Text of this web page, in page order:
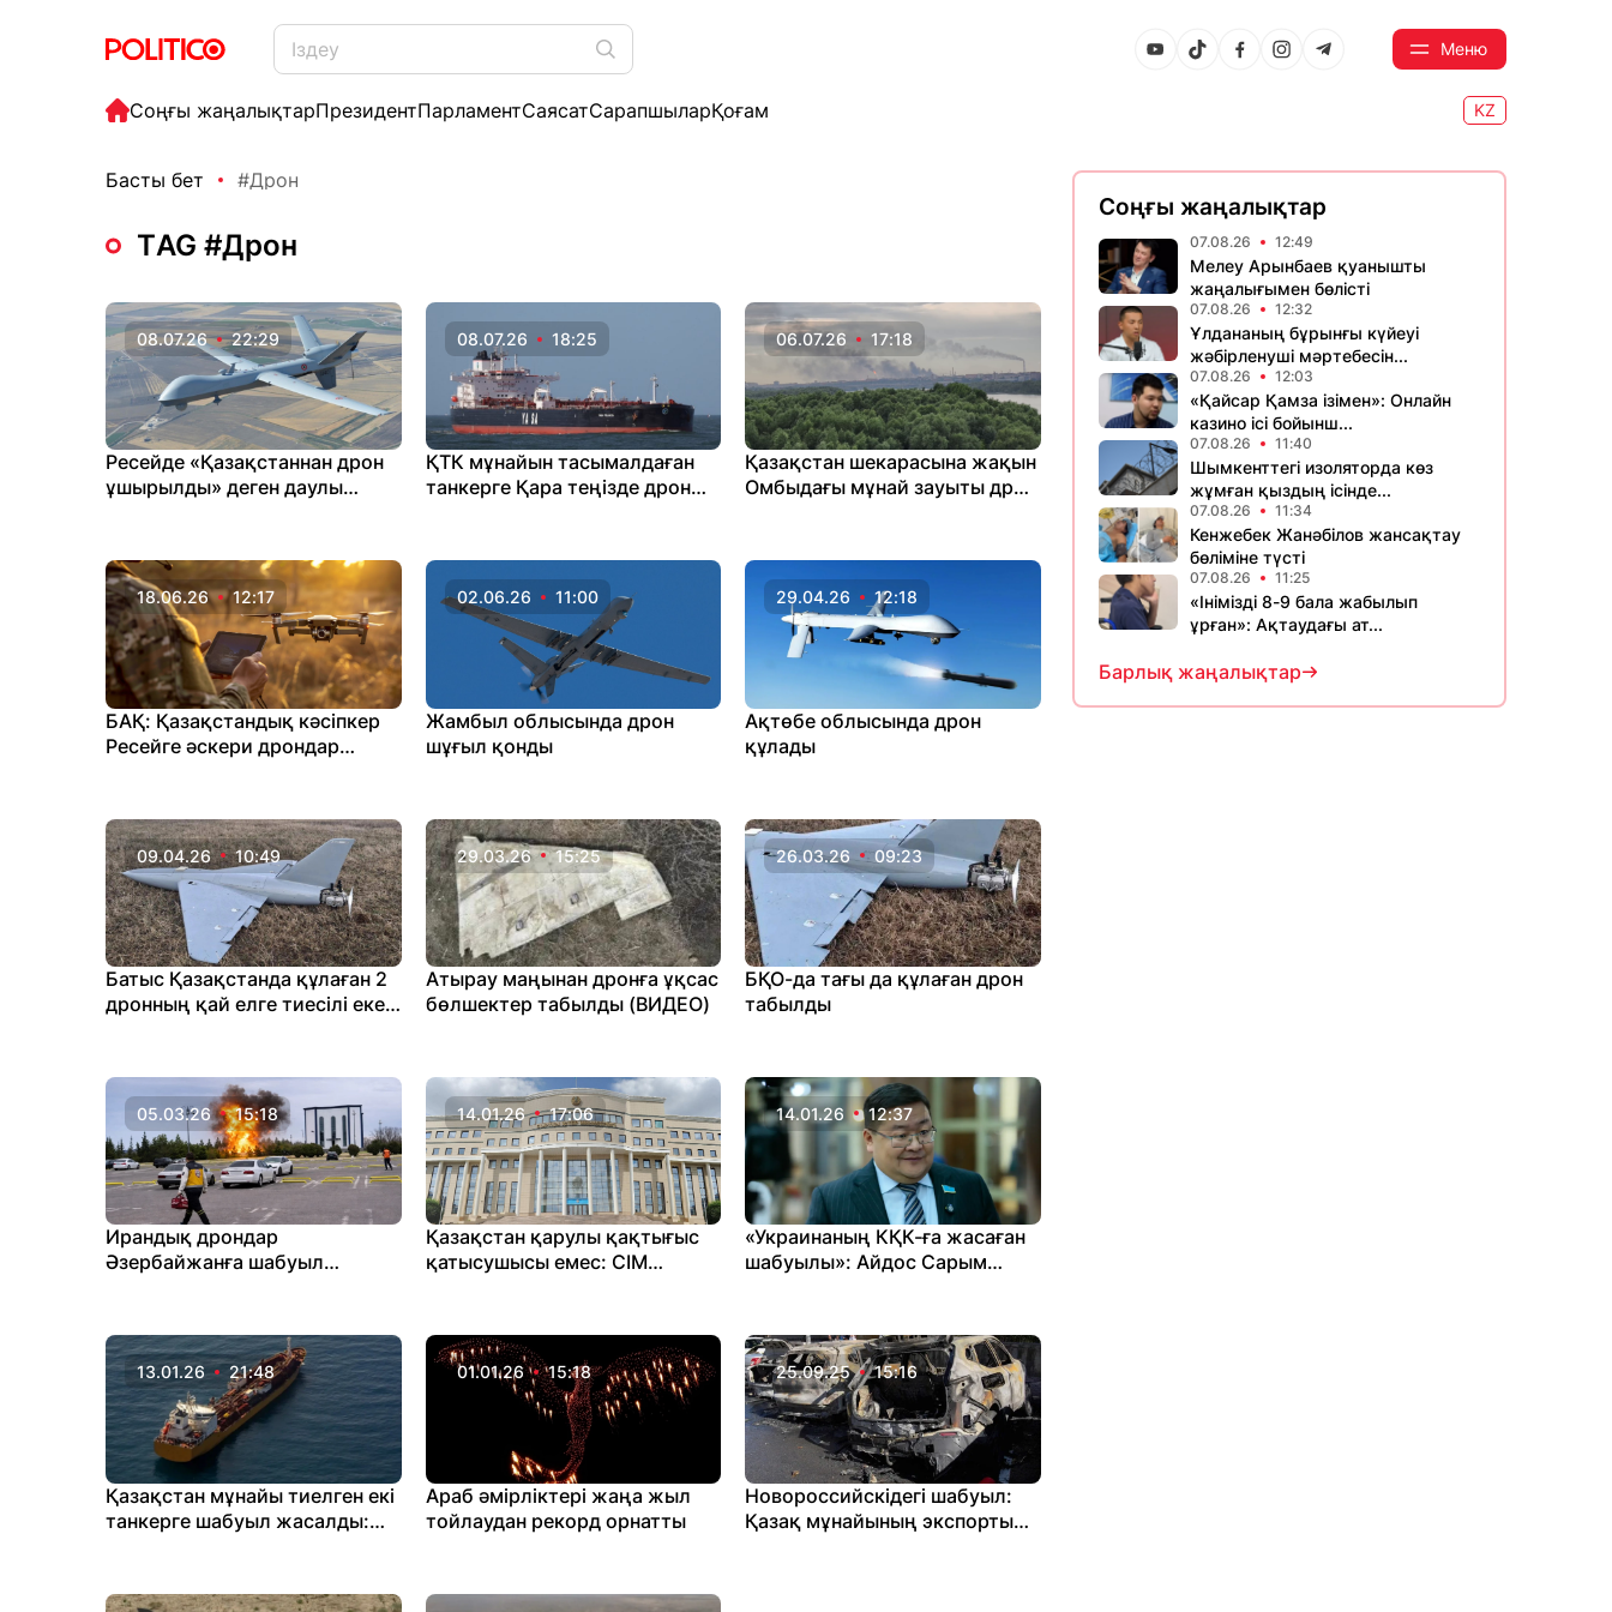
Меню
Соңғы жаңалықтарПрезидентПарламентСаясатСарапшыларҚоғам KZ
Басты бет #Дрон
ТAG #Дрон
08.07.26 22:29
Ресейде «Қазақстаннан дрон
ұшырылды» деген даулы
08.07.26 18:25
ҚТК мұнайын тасымалдаған
танкерге Қара теңізде дрон
06.07.26 17:18
Қазақстан шекарасына жақын
Омбыдағы мұнай зауыты дрон
18.06.26 12:17
БАҚ: Қазақстандық кәсіпкер
Ресейге әскери дрондар
02.06.26 11:00
Жамбыл облысында дрон
шұғыл қонды
29.04.26 12:18
Ақтөбе облысында дрон
құлады
09.04.26 10:49
Батыс Қазақстанда құлаған 2
дронның қай елге тиесілі екені
29.03.26 15:25
Атырау маңынан дронға ұқсас
бөлшектер табылды (ВИДЕО)
26.03.26 09:23
БҚО-да тағы да құлаған дрон
табылды
05.03.26 15:18
Ирандық дрондар
Әзербайжанға шабуыл
14.01.26 17:06
Қазақстан қарулы қақтығыс
қатысушыcы емес: СІМ
14.01.26 12:37
«Украинаның КҚК-ға жасаған
шабуылы»: Айдос Сарым
13.01.26 21:48
Қазақстан мұнайы тиелген екі
танкерге шабуыл жасалды:
01.01.26 15:18
Араб әмірліктері жаңа жыл
тойлаудан рекорд орнатты
25.09.25 15:16
Новороссийскідегі шабуыл:
Қазақ мұнайының экспорты
Соңғы жаңалықтар
07.08.26 12:49
Мелеу Арынбаев қуанышты
жаңалығымен бөлісті
07.08.26 12:32
Ұлдананың бұрынғы күйеуі
жәбірленуші мәртебесін...
07.08.26 12:03
«Қайсар Қамза ізімен»: Онлайн
казино ісі бойынш...
07.08.26 11:40
Шымкенттегі изоляторда көз
жұмған қыздың ісінде...
07.08.26 11:34
Кенжебек Жанәбілов жансақтау
бөліміне түсті
07.08.26 11:25
«Інімізді 8-9 бала жабылып
ұрған»: Ақтаудағы ат...
Барлық жаңалықтар